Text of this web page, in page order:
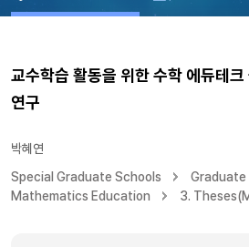
교수학습 활동을 위한 수학 에듀테크
연구
박혜연
Special Graduate Schools
Graduate
Mathematics Education
3.